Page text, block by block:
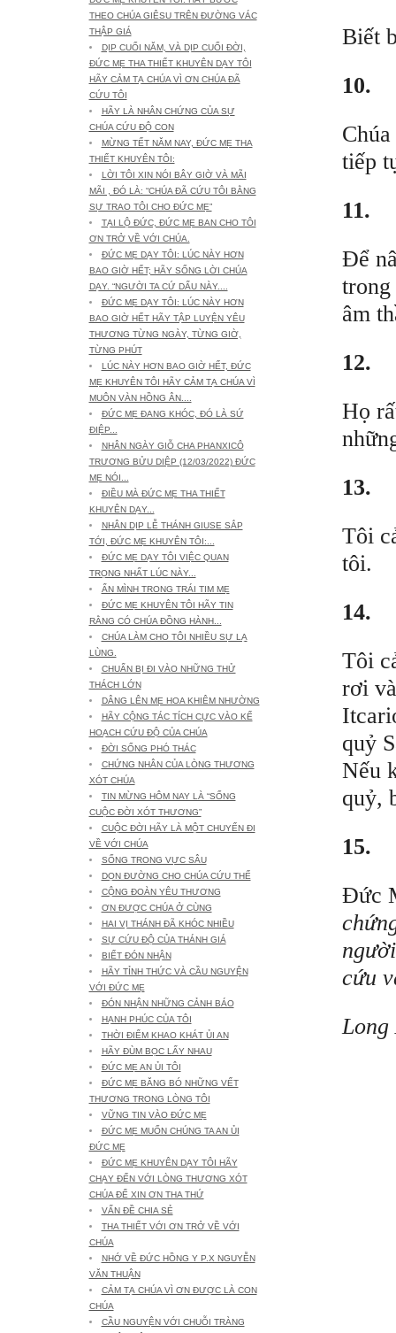
THEO CHÚA GIÊSU TRÊN ĐƯỜNG VÁC
THẬP GIÁ
DỊP CUỐI NĂM, VÀ DỊP CUỐI ĐỜI,
ĐỨC MẸ THA THIẾT KHUYÊN DẠY TÔI
HÃY CẢM TẠ CHÚA VÌ ƠN CHÚA ĐÃ
CỨU TÔI
HÃY LÀ NHÂN CHỨNG CỦA SỰ
CHÚA CỨU ĐỘ CON
MỪNG TẾT NĂM NAY, ĐỨC MẸ THA
THIẾT KHUYÊN TÔI:
LỜI TÔI XIN NÓI BÂY GIỜ VÀ MÃI
MÃI , ĐÓ LÀ: “CHÚA ĐÃ CỨU TÔI BẰNG
SỰ TRAO TÔI CHO ĐỨC MẸ”
TẠI LỘ ĐỨC, ĐỨC MẸ BAN CHO TÔI
ƠN TRỞ VỀ VỚI CHÚA.
ĐỨC MẸ DẠY TÔI: LÚC NÀY HƠN
BAO GIỜ HẾT; HÃY SỐNG LỜI CHÚA
DẠY. “NGƯỜI TA CỨ DẤU NÀY....
ĐỨC MẸ DẠY TÔI: LÚC NÀY HƠN
BAO GIỜ HẾT HÃY TẬP LUYỆN YÊU
THƯƠNG TỪNG NGÀY, TỪNG GIỜ,
TỪNG PHÚT
LÚC NÀY HƠN BAO GIỜ HẾT, ĐỨC
MẸ KHUYÊN TÔI HÃY CẢM TẠ CHÚA VÌ
MUÔN VÀN HỒNG ÂN....
ĐỨC MẸ ĐANG KHÓC, ĐÓ LÀ SỨ
ĐIỆP...
NHÂN NGÀY GIỖ CHA PHANXICÔ
TRƯƠNG BỬU DIỆP (12/03/2022) ĐỨC
MẸ NÓI...
ĐIỀU MÀ ĐỨC MẸ THA THIẾT
KHUYÊN DẠY...
NHÂN DỊP LỄ THÁNH GIUSE SẮP
TỚI, ĐỨC MẸ KHUYÊN TÔI:...
ĐỨC MẸ DẠY TÔI VIỆC QUAN
TRỌNG NHẤT LÚC NÀY...
ẨN MÌNH TRONG TRÁI TIM MẸ
ĐỨC MẸ KHUYÊN TÔI HÃY TIN
RẰNG CÓ CHÚA ĐỒNG HÀNH...
CHÚA LÀM CHO TÔI NHIỀU SỰ LẠ
LÙNG.
CHUẨN BỊ ĐI VÀO NHỮNG THỬ
THÁCH LỚN
DÂNG LÊN MẸ HOA KHIÊM NHƯỜNG
HÃY CỘNG TÁC TÍCH CỰC VÀO KẾ
HOẠCH CỨU ĐỘ CỦA CHÚA
ĐỜI SỐNG PHÓ THÁC
CHỨNG NHÂN CỦA LÒNG THƯƠNG
XÓT CHÚA
TIN MỪNG HÔM NAY LÀ “SỐNG
CUỘC ĐỜI XÓT THƯƠNG”
CUỘC ĐỜI HÃY LÀ MỘT CHUYẾN ĐI
VỀ VỚI CHÚA
SỐNG TRONG VỰC SÂU
DỌN ĐƯỜNG CHO CHÚA CỨU THẾ
CỘNG ĐOÀN YÊU THƯƠNG
ƠN ĐƯỢC CHÚA Ở CÙNG
HAI VỊ THÁNH ĐÃ KHÓC NHIỀU
SỰ CỨU ĐỘ CỦA THÁNH GIÁ
BIẾT ĐÓN NHẬN
HÃY TỈNH THỨC VÀ CẦU NGUYỆN
VỚI ĐỨC MẸ
ĐÓN NHẬN NHỮNG CẢNH BÁO
HẠNH PHÚC CỦA TÔI
THỜI ĐIỂM KHAO KHÁT ỦI AN
HÃY ĐÙM BỌC LẤY NHAU
ĐỨC MẸ AN ỦI TÔI
ĐỨC MẸ BĂNG BÓ NHỮNG VẾT
THƯƠNG TRONG LÒNG TÔI
VỮNG TIN VÀO ĐỨC MẸ
ĐỨC MẸ MUỐN CHÚNG TA AN ỦI
ĐỨC MẸ
ĐỨC MẸ KHUYÊN DẠY TÔI HÃY
CHẠY ĐẾN VỚI LÒNG THƯƠNG XÓT
CHÚA ĐỂ XIN ƠN THA THỨ
VẤN ĐỀ CHIA SẺ
THA THIẾT VỚI ƠN TRỞ VỀ VỚI
CHÚA
NHỚ VỀ ĐỨC HỒNG Y P.X NGUYỄN
VĂN THUẬN
CẢM TẠ CHÚA VÌ ƠN ĐƯỢC LÀ CON
CHÚA
CẦU NGUYỆN VỚI CHUỖI TRÀNG
Biết
10.
tiếp
11.
Để
âm
12.
Họ
13.
Tôi
tôi.
14.
Tôi
rơi
quỷ
Nếu
quỷ,
15.
Đức
cứu
Long